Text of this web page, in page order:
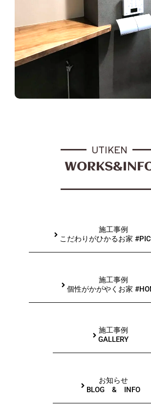
UTIKEN
施工事例
こだわりがひかるお家
施工事例
個性がかがやくお家
施工事例
GALLERY
お知らせ
BLOG & INFO